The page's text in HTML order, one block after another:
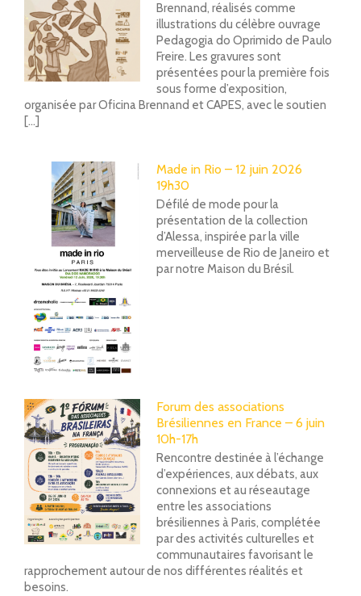
Brennand, réalisés comme
illustrations du célèbre ouvrage
Pedagogia do Oprimido de Paulo
Freire. Les gravures sont
présentées pour la première fois
sous forme d’exposition,
organisée par Oficina Brennand et CAPES, avec le soutien
[...]
Made in Rio – 12 juin 2026
19h30
Défilé de mode pour la
présentation de la collection
d’Alessa, inspirée par la ville
merveilleuse de Rio de Janeiro et
par notre Maison du Brésil.
Forum des associations
Brésiliennes en France – 6 juin
10h-17h
Rencontre destinée à l’échange
d’expériences, aux débats, aux
connexions et au réseautage
entre les associations
brésiliennes à Paris, complétée
par des activités culturelles et
communautaires favorisant le
rapprochement autour de nos différentes réalités et
besoins.